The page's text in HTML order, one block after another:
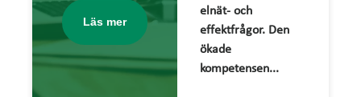
Läs mer
elnät- och
effektfrågor. Den
ökade
kompetensen...